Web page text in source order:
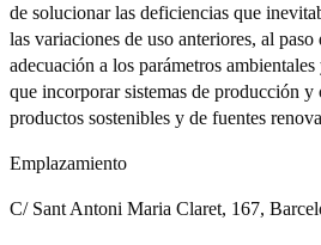
de solucionar las deficiencias que
las variaciones de uso anteriores, al
adecuación a los parámetros
que incorporar sistemas de producción y
productos sostenibles y de fuentes
Emplazamiento
C/ Sant Antoni Maria Claret, 167,